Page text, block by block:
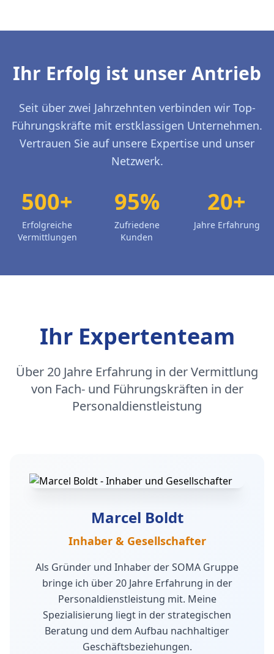
Ihr Erfolg ist unser Antrieb
Seit über zwei Jahrzehnten verbinden wir Top-
Führungskräfte mit erstklassigen Unternehmen.
Vertrauen Sie auf unsere Expertise und unser
Netzwerk.
500+
Erfolgreiche
Vermittlungen
95%
Zufriedene
Kunden
20+
Jahre Erfahrung
Ihr Expertenteam
Über 20 Jahre Erfahrung in der Vermittlung
von Fach- und Führungskräften in der
Personaldienstleistung
Marcel Boldt
Inhaber & Gesellschafter
Als Gründer und Inhaber der SOMA Gruppe
bringe ich über 20 Jahre Erfahrung in der
Personaldienstleistung mit. Meine
Spezialisierung liegt in der strategischen
Beratung und dem Aufbau nachhaltiger
Geschäftsbeziehungen.